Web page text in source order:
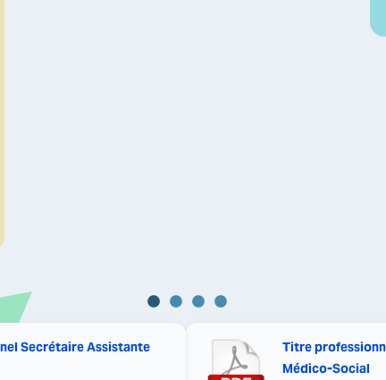
Secrétaire Assistante
Titre
Médico-Social